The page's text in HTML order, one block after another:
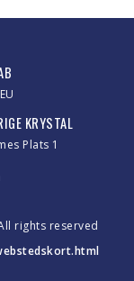
Plats 1
rights reserved